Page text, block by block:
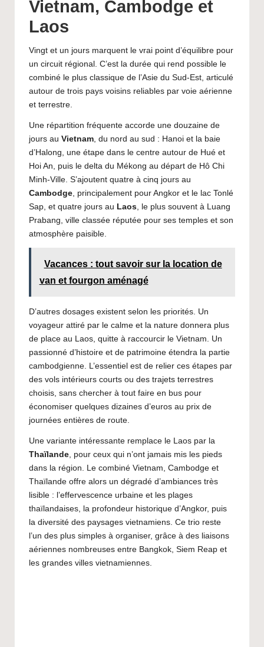
Vietnam, Cambodge et
Laos
Vingt et un jours marquent le vrai point d’équilibre pour
un circuit régional. C’est la durée qui rend possible le
combiné le plus classique de l’Asie du Sud-Est, articulé
autour de trois pays voisins reliables par voie aérienne
et terrestre.
Une répartition fréquente accorde une douzaine de
jours au Vietnam, du nord au sud : Hanoi et la baie
d’Halong, une étape dans le centre autour de Hué et
Hoi An, puis le delta du Mékong au départ de Hô Chi
Minh-Ville. S’ajoutent quatre à cinq jours au
Cambodge, principalement pour Angkor et le lac Tonlé
Sap, et quatre jours au Laos, le plus souvent à Luang
Prabang, ville classée réputée pour ses temples et son
atmosphère paisible.
Vacances : tout savoir sur la location de
van et fourgon aménagé
D’autres dosages existent selon les priorités. Un
voyageur attiré par le calme et la nature donnera plus
de place au Laos, quitte à raccourcir le Vietnam. Un
passionné d’histoire et de patrimoine étendra la partie
cambodgienne. L’essentiel est de relier ces étapes par
des vols intérieurs courts ou des trajets terrestres
choisis, sans chercher à tout faire en bus pour
économiser quelques dizaines d’euros au prix de
journées entières de route.
Une variante intéressante remplace le Laos par la
Thaïlande, pour ceux qui n’ont jamais mis les pieds
dans la région. Le combiné Vietnam, Cambodge et
Thaïlande offre alors un dégradé d’ambiances très
lisible : l’effervescence urbaine et les plages
thaïlandaises, la profondeur historique d’Angkor, puis
la diversité des paysages vietnamiens. Ce trio reste
l’un des plus simples à organiser, grâce à des liaisons
aériennes nombreuses entre Bangkok, Siem Reap et
les grandes villes vietnamiennes.